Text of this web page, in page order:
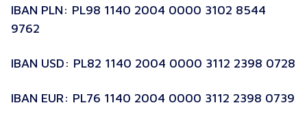
IBAN PLN: PL98 1140 2004 0000 3102 8544
9762
IBAN USD: PL82 1140 2004 0000 3112 2398 0728
IBAN EUR: PL76 1140 2004 0000 3112 2398 0739